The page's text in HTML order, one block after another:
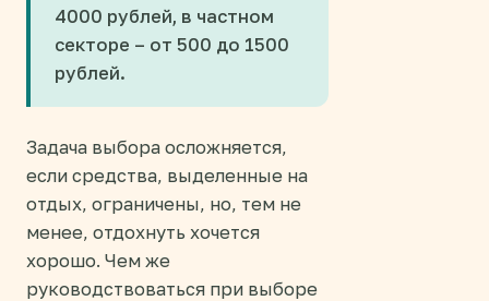
4000 рублей, в частном
секторе – от 500 до 1500
рублей.
Задача выбора осложняется,
если средства, выделенные на
отдых, ограничены, но, тем не
менее, отдохнуть хочется
хорошо. Чем же
руководствоваться при выборе